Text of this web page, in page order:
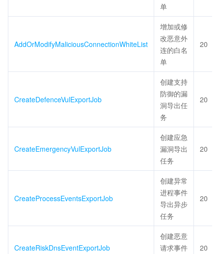
单
AddOrModifyMaliciousConnectionWhiteList
增加或修
改恶意外
连的白名
单
20
CreateDefenceVulExportJob
创建支持
防御的漏
洞导出任
务
20
CreateEmergencyVulExportJob
创建应急
漏洞导出
任务
20
CreateProcessEventsExportJob
创建异常
进程事件
导出异步
任务
20
CreateRiskDnsEventExportJob
创建恶意
请求事件
20